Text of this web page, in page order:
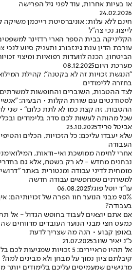
או בעיות אחרות, עוד לפני גיל הפרישה
24.02.2026
חינם ללא עלות: אוניברסיטת רייכמן
לייצוג נכי צה"ל
הקליניקה בבית הספר הארי רדזינר
עורכת הדין ענת גינזבורג ותעניק סיוע
הביטחון, הכנה לוועדות רפואיות ומיצוי
מערכת היום08.12.2025
"הנגשת זכויות זה לא בקטנה": קהילת
בחזרה ללימודים
לצד ההטבות, השוברים והחופשות
לסטודנטים עם שורת הקלות • הבעיה:
ההטבות, זה קצת כמו לא לתת כלום" • שני
שכל מהותה לעשות לכם סדר, בלימודים
אביטל פריד23.10.2025
שלא יעבדו עליכם: כל הזכויות, הכלים
העבודה
אחרי לחימה ממושכת ואי-ודאות,
נבחנים מחדש - לא רק בשטח, אלא גם בחדרי
למשרתים שמחפשים עבודה חדשה
עו"ד יוטל פוגל06.08.2025
90% מבני הנוער חוו הפרה של זכויותיהם:
בעבודה?
אם אתם יוצאים לעבוד בחופש הגדול - אל
כמעט חצי מבני הנוער העובדים מדווחים
באופן קבוע • הנה מה שצריך לדעת
כ״נ יאיר שווב21.07.2025
אל תהיו פראיירים: 5 זכויות שמגיעות לכם בלימודים - ולא כולם יודעים
קיבלתם ציון נמוך על מבחן ולא מבינים